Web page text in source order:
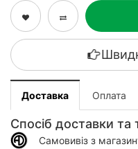
Доставка Оплата
Спосіб доставки та
Самовивіз з